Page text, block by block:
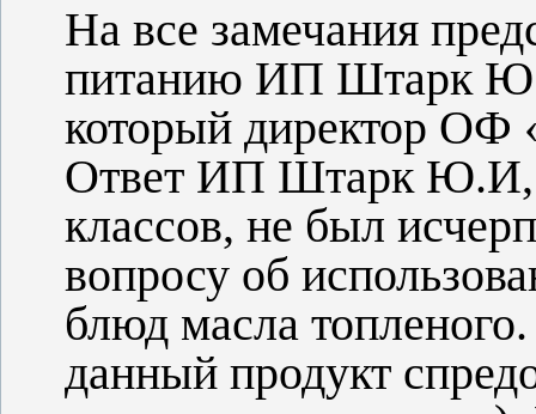
На все замечания
питанию ИП Штарк
который директор ОФ
Ответ ИП Штарк Ю.И,
классов, не был
вопросу об
блюд масла
данный продукт